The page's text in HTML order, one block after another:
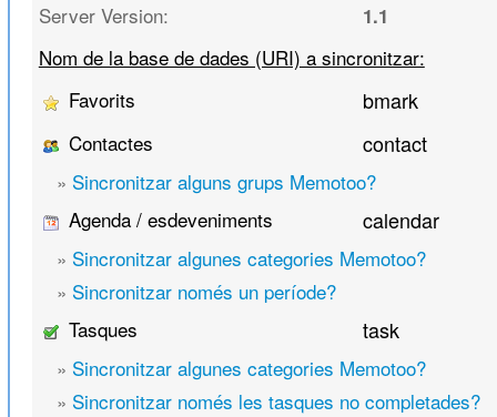
Server Version: 1.1
Nom de la base de dades (URI) a sincronitzar:
Favorits
bmark
Contactes contact
» Sincronitzar alguns grups Memotoo?
Agenda / esdeveniments
calendar
» Sincronitzar algunes categories Memotoo?
» Sincronitzar només un període?
Tasques
task
» Sincronitzar algunes categories Memotoo?
» Sincronitzar només les tasques no completades?